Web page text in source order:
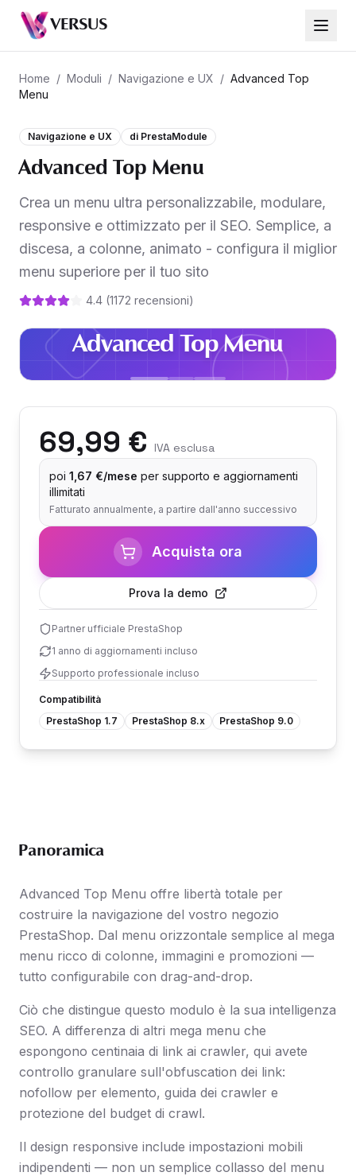
VERSUS
Advanced Top Menu
69,99 €
Home / Moduli / Navigazione e UX / Advanced Top
Menu
Navigazione e UX di PrestaModule
Advanced Top Menu
Crea un menu ultra personalizzabile, modulare,
responsive e ottimizzato per il SEO. Semplice, a
discesa, a colonne, animato - configura il miglior
menu superiore per il tuo sito
4.4 (1172 recensioni)
Advanced Top Menu
69,99 € IVA esclusa
poi 1,67 €/mese per supporto e aggiornamenti
illimitati
Fatturato annualmente, a partire dall'anno successivo
Acquista ora
Prova la demo
Partner ufficiale PrestaShop
1 anno di aggiornamenti incluso
Supporto professionale incluso
Compatibilità
PrestaShop 1.7
PrestaShop 8.x PrestaShop 9.0
Panoramica
Advanced Top Menu offre libertà totale per
costruire la navigazione del vostro negozio
PrestaShop. Dal menu orizzontale semplice al mega
menu ricco di colonne, immagini e promozioni —
tutto configurabile con drag-and-drop.
Ciò che distingue questo modulo è la sua intelligenza
SEO. A differenza di altri mega menu che
espongono centinaia di link ai crawler, qui avete
controllo granulare sull'obfuscation dei link:
nofollow per elemento, guida dei crawler e
protezione del budget di crawl.
Il design responsive include impostazioni mobili
indipendenti — non un semplice collasso del menu